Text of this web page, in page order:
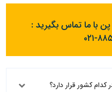
با ما تماس بگیرید :
کدام کشور قرار دارد؟